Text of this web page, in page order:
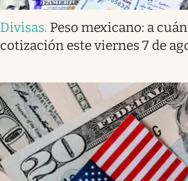
Divisas. Peso mexicano: a
cotización este viernes 7 de